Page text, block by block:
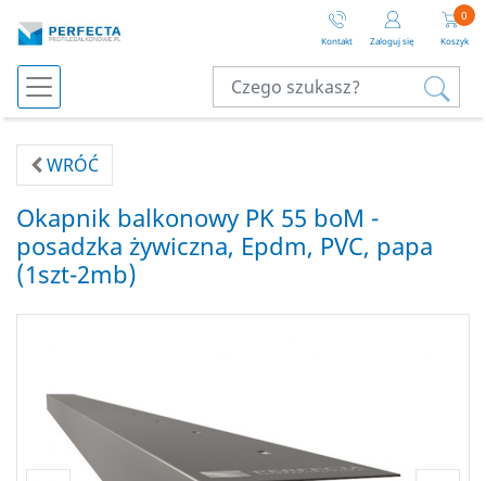
Kontakt Zaloguj się Koszyk
0
WRÓĆ
Okapnik balkonowy PK 55 boM -
posadzka żywiczna, Epdm, PVC, papa
(1szt-2mb)